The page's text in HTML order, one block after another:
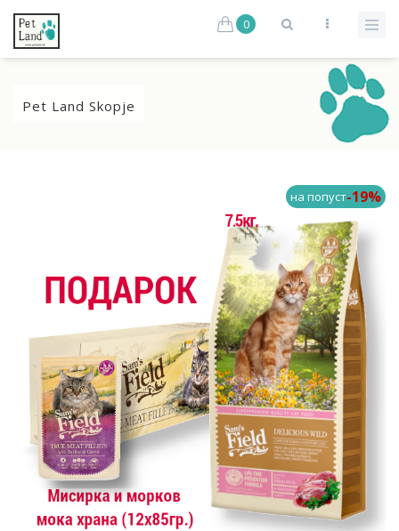
0
Pet Land Skopje
на попуст-19%